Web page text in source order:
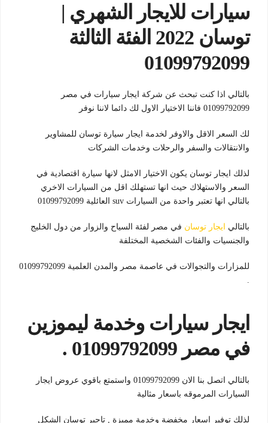
سيارات للايجار الشهري |
توسان 2022 الفئة الثالثة
01099792099
بالتالي اذا كنت تبحث عن شركة ايجار سيارات في مصر
01099792099 فاننا الاختيار الاول لك دائما لاننا نوفر
لك السعر الاقل والاوفر لخدمة ايجار سيارة توسان للمشاوير
والانتقالات والسفر والرحلات وخدمات الشركات
لذلك ايجار توسان يكون الاختيار الامثل لانها سيارة اقتصادية في
السعر والاستهلاك حيث انها تستهلك اقل من السيارات الاخري
بالتالي انها تعتبر واحدة من السيارات suv العائلية 01099792099
بالتالي ايجار توسان في مصر لفئة السياح والزوار من دول الخليج
والجنسيات والفئات الشخصية المختلفة
للمزارات والتجوالات في عاصمة مصر والمدن العلمية 01099792099
ايجار سيارات وخدمة ليموزين
في مصر 01099792099 .
بالتالي اتصل بنا الان 01099792099 واستمتع باقوي عروض ايجار
السيارات المرموقه باسعار مثالية
لذلك توفير اسعار مخفضة وخدمة مميزة , تاجير توسان الشكل